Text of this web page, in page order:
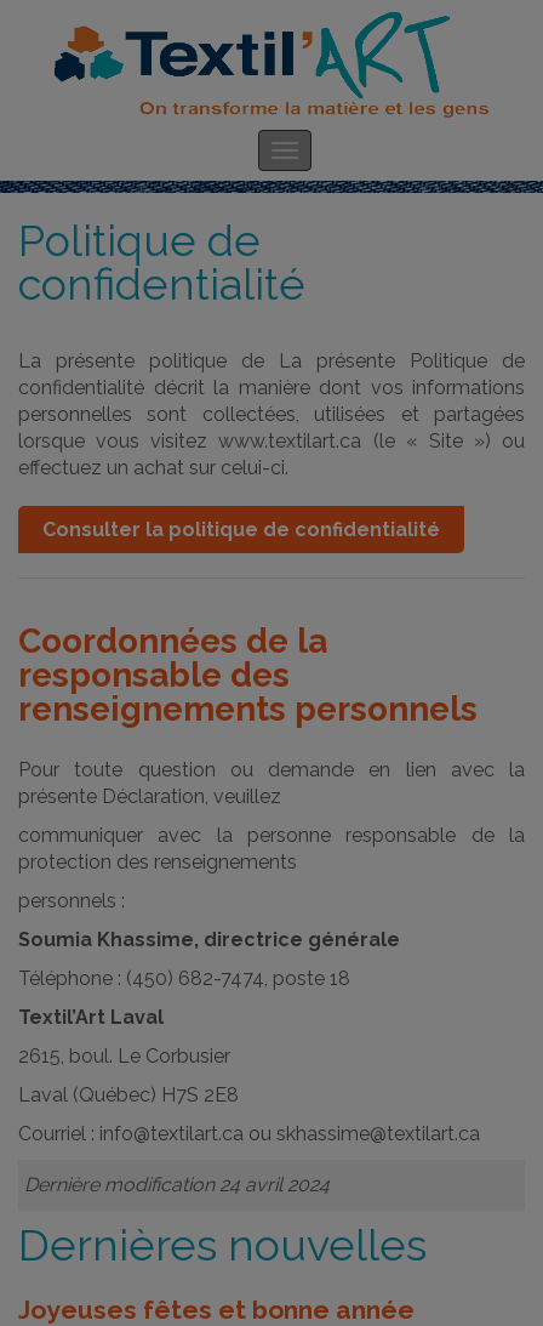
Politique de
confidentialité
La présente politique de La présente Politique de
confidentialité décrit la manière dont vos informations
personnelles sont collectées, utilisées et partagées
lorsque vous visitez www.textilart.ca (le « Site ») ou
effectuez un achat sur celui-ci.
Consulter la politique de confidentialité
Coordonnées de la
responsable des
renseignements personnels
Pour toute question ou demande en lien avec la
présente Déclaration, veuillez
communiquer avec la personne responsable de la
protection des renseignements
personnels :
Soumia Khassime, directrice générale
Téléphone : (450) 682-7474, poste 18
Textil’Art Laval
2615, boul. Le Corbusier
Laval (Québec) H7S 2E8
Courriel : info@textilart.ca ou skhassime@textilart.ca
Dernière modification 24 avril 2024
Dernières nouvelles
Joyeuses fêtes et bonne année